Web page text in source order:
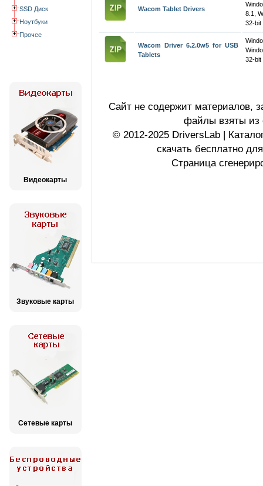
SSD Диск
Ноутбуки
Прочее
Видеокарты
Звуковые карты
Сетевые карты
Wacom Tablet Drivers
8.1,
32-bit
Wacom Driver 6.2.0w5 for USB
Tablets
32-bit
Сайт не содержит материалов,
файлы взяты из
© 2012-2025 DriversLab |
скачать бесплатно
Страница